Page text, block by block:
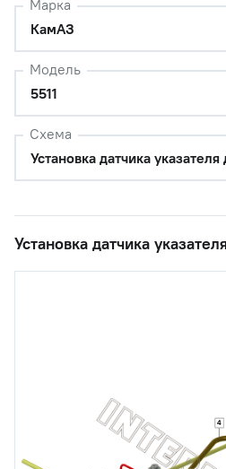
Марка
КамАЗ
Модель
5511
Схема
Установка датчика
Установка датчика
4